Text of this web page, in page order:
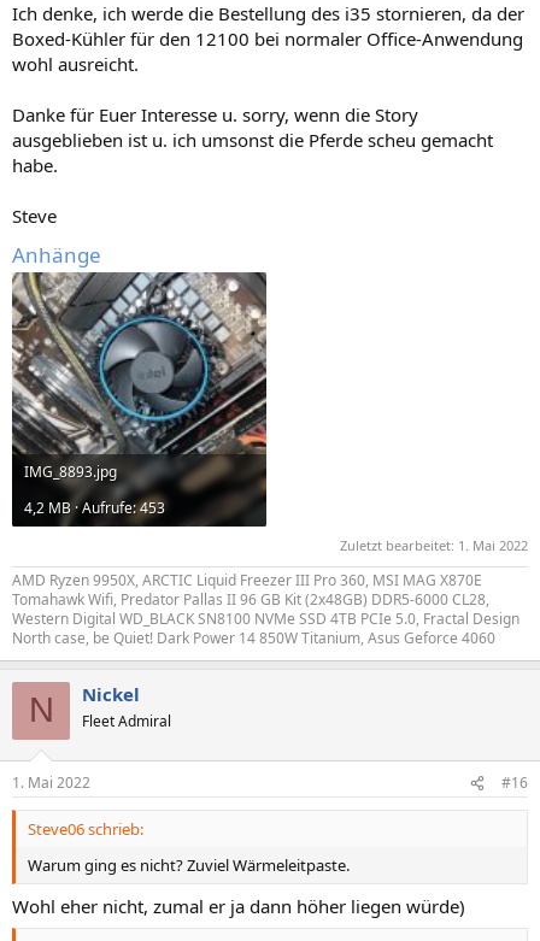
Ich denke, ich werde die Bestellung des i35 stornieren, da der
Boxed-Kühler für den 12100 bei normaler Office-Anwendung
wohl ausreicht.
Danke für Euer Interesse u. sorry, wenn die Story
ausgeblieben ist u. ich umsonst die Pferde scheu gemacht
habe.
Steve
Anhänge
IMG_8893.jpg
4,2 MB · Aufrufe: 453
Zuletzt bearbeitet: 1. Mai 2022
AMD Ryzen 9950X, ARCTIC Liquid Freezer III Pro 360, MSI MAG X870E
Tomahawk Wifi, Predator Pallas II 96 GB Kit (2x48GB) DDR5-6000 CL28,
Western Digital WD_BLACK SN8100 NVMe SSD 4TB PCIe 5.0, Fractal Design
North case, be Quiet! Dark Power 14 850W Titanium, Asus Geforce 4060
N Nickel
Fleet Admiral
1. Mai 2022 #16
Steve06 schrieb:
Warum ging es nicht? Zuviel Wärmeleitpaste.
Wohl eher nicht, zumal er ja dann höher liegen würde)